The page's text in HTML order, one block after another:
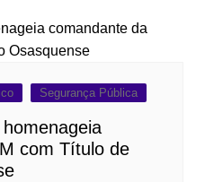
Segurança Pública
com Título de